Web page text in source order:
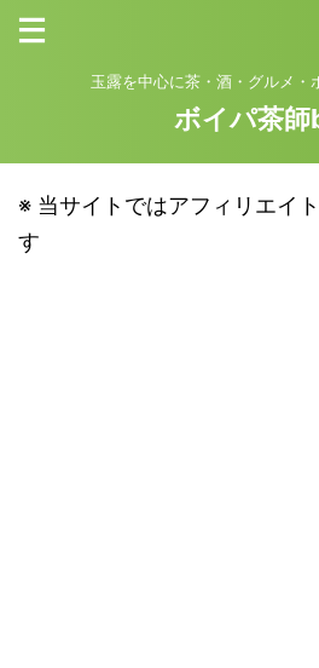
玉露を中心に茶・酒・グルメ・
ボイパ茶
※ 当サイトではアフィリエイ
す